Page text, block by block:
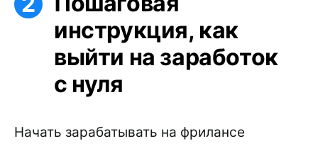
инструкция, как
выйти на заработок
с нуля
Начать зарабатывать на фрилансе